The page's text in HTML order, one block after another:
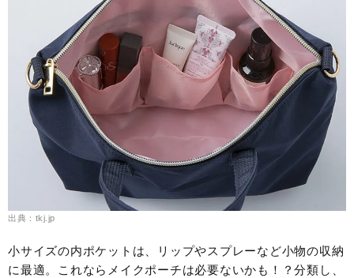
出典：tkj.jp
小サイズの内ポケットは、リップやスプレーなど小物の収納
に最適。これならメイクポーチは必要ないかも！？分類し、